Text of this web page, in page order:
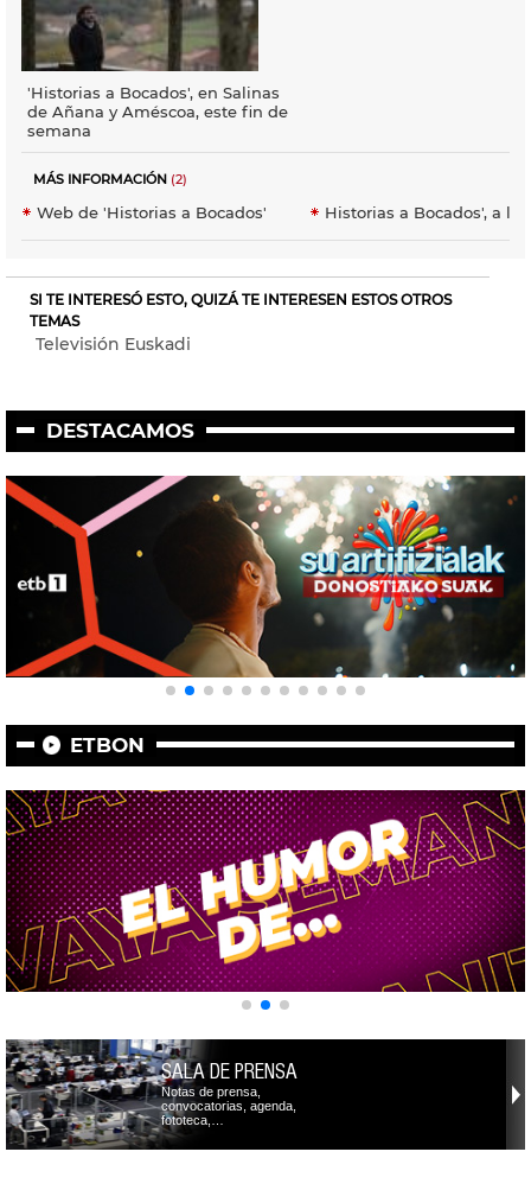
'Historias a Bocados', en Salinas
de Añana y Améscoa, este fin de
semana
MÁS INFORMACIÓN (2)
Web de 'Historias a Bocados' Historias a Bocados', a la
SI TE INTERESÓ ESTO, QUIZÁ TE INTERESEN ESTOS OTROS
TEMAS
Televisión Euskadi
DESTACAMOS
ETBON
SALA DE PRENSA
Notas de prensa,
convocatorias, agenda,
fototeca,…